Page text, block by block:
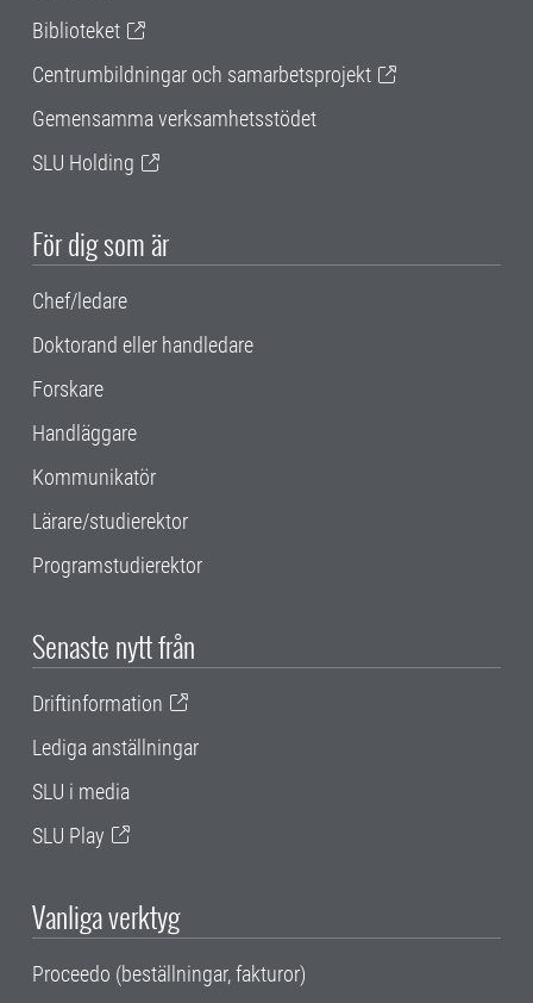
Biblioteket
Centrumbildningar och samarbetsprojekt
Gemensamma verksamhetsstödet
SLU Holding
För dig som är
Chef/ledare
Doktorand eller handledare
Forskare
Handläggare
Kommunikatör
Lärare/studierektor
Programstudierektor
Senaste nytt från
Driftinformation
Lediga anställningar
SLU i media
SLU Play
Vanliga verktyg
Proceedo (beställningar, fakturor)